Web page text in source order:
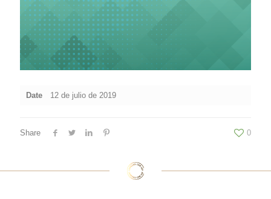
Date 12 de julio de 2019
Share 0